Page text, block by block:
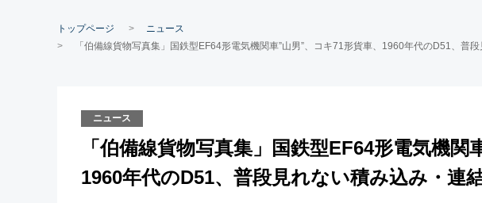
トップページ
ニュース
「伯備線貨物写真集」国鉄型EF64形電気機関車”山男”、コキ71形貨車、1960年代のD51、普
ニュース
「伯備線貨物写真集」国鉄型EF64形電気機関
1960年代のD51、普段見れない積み込み・連